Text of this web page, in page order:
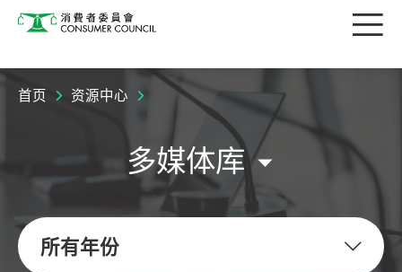
消费者委员会 目
首页 资源中心
多媒体库
所有年份